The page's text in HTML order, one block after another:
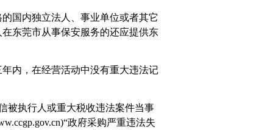
国内独立法人、事业单位或者其它
东莞市从事保安服务的还应提供东
内，在经营活动中没有重大违法记
被执行人或重大税收违法案件当事
政府采购严重违法失